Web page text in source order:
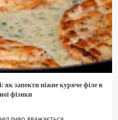
як запекти ніжне куряче філе в
фізики